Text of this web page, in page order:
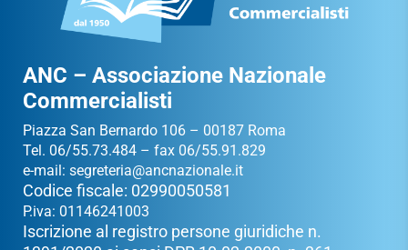
ANC – Associazione Nazionale
Commercialisti
Piazza San Bernardo 106 – 00187 Roma
Tel. 06/55.73.484 – fax 06/55.91.829
e-mail: segreteria@ancnazionale.it
Codice fiscale: 02990050581
P.iva: 01146241003
Iscrizione al registro persone giuridiche n.